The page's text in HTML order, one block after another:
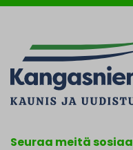
Seuraa meitä